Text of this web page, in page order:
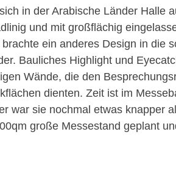
in der Arabische Länder Halle
und mit großflächig
ein anderes Design in die
Bauliches Highlight und
Wände, die den
dienten. Zeit ist im
war sie nochmal etwas knapper
große Messestand geplant